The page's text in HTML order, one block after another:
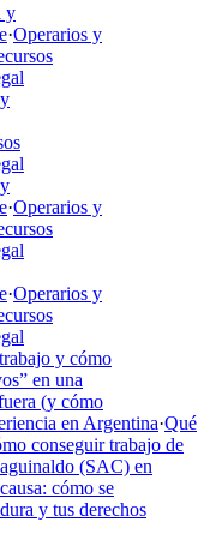
y
·Operarios y
·Operarios y
·Operarios y
y cómo
en una
(y cómo
en Argentina·Qué
conseguir trabajo de
(SAC) en
cómo se
y tus derechos